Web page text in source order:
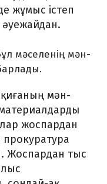
жұмыс істеп
мәселенің мән-
мән-
жоспардан
прокуратура
Жоспардан тыс